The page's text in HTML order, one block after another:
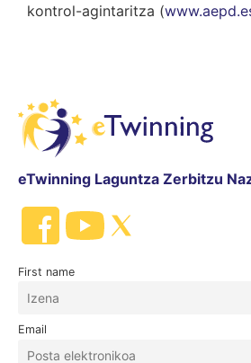
kontrol-agintaritza (
eTwinning Laguntza Zerbitzu
First name
Email